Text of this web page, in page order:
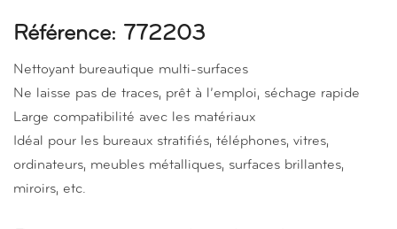
Référence: 772203
Nettoyant bureautique multi-surfaces
Ne laisse pas de traces, prêt à l’emploi, séchage rapide
Large compatibilité avec les matériaux
Idéal pour les bureaux stratifiés, téléphones, vitres,
ordinateurs, meubles métalliques, surfaces brillantes,
miroirs, etc.